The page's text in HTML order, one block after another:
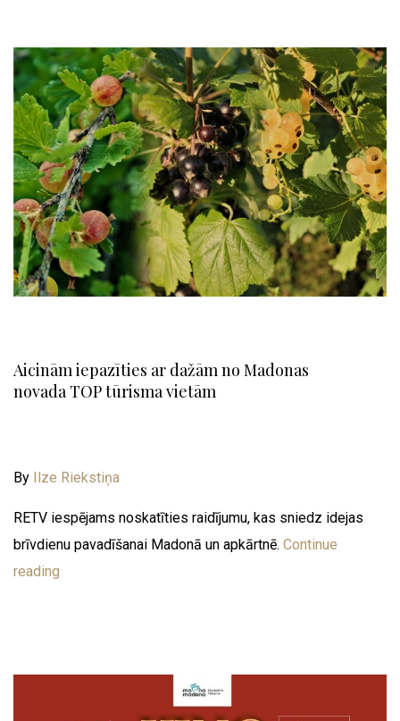
Aicinām iepazīties ar dažām no Madonas
novada TOP tūrisma vietām
By Ilze Riekstiņa
RETV iespējams noskatīties raidījumu, kas sniedz idejas
brīvdienu pavadīšanai Madonā un apkārtnē. Continue
reading